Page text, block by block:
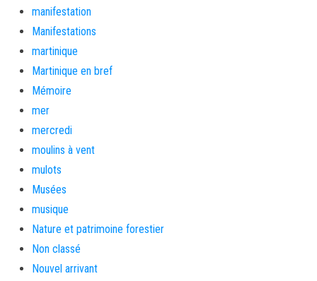
manifestation
Manifestations
martinique
Martinique en bref
Mémoire
mer
mercredi
moulins à vent
mulots
Musées
musique
Nature et patrimoine forestier
Non classé
Nouvel arrivant